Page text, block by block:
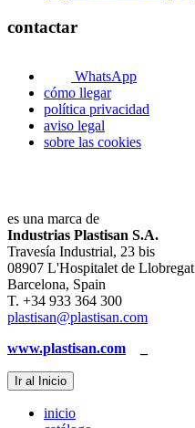
contactar
WhatsApp
cómo llegar
política privacidad
aviso legal
sobre las cookies
es una marca de
Industrias Plastisan S.A.
Travesía Industrial, 23 bis
08907 L'Hospitalet de Llobregat
Barcelona, Spain
T. +34 933 364 300
plastisan@plastisan.com
www.plastisan.com
Ir al Inicio
inicio